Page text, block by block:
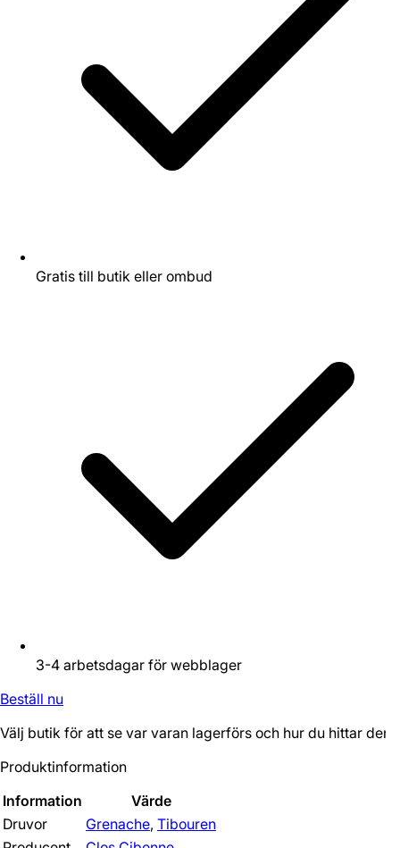
Gratis till butik eller ombud
3-4 arbetsdagar för webblager
Beställ nu
Välj butik för att se var varan lagerförs och hur du hittar den.
Produktinformation
Information
Värde
Druvor
Grenache, Tibouren